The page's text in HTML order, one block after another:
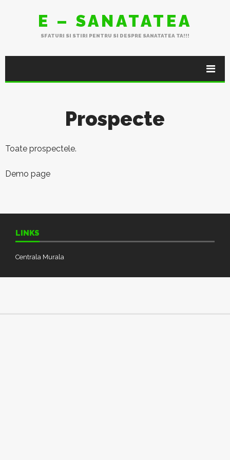
E – SANATATEA
SFATURI SI STIRI PENTRU SI DESPRE SANATATEA TA!!!
Prospecte
Toate prospectele.
Demo page
LINKS
Centrala Murala